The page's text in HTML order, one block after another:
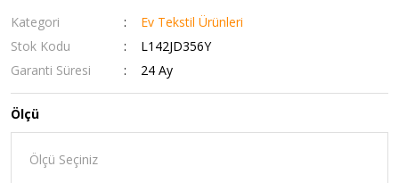
Kategori
Ev Tekstil Ürünleri
Stok Kodu
L142JD356Y
Garanti Süresi
24 Ay
Ölçü